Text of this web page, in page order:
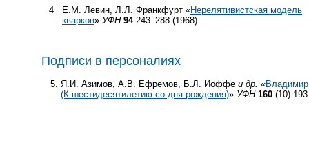
4
Е.М. Левин, Л.Л. Франкфурт «Нерелятивистская модель
кварков» УФН 94243–288 (1968)
Подписи в персоналиях
Я.И. Азимов, А.В. Ефремов, Б.Л. Иоффеи др. «
(К шестидесятилетию со дня рождения)»УФН 160 (10)